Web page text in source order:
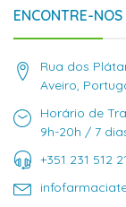
ENCONTRE-NOS
Rua dos
Aveiro,
Horário de
9h-20h / 7
+351 231 512